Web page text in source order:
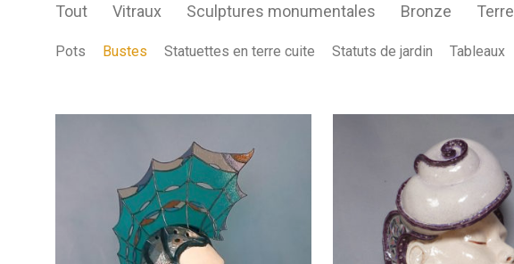
Tout Vitraux Sculptures monumentales Bronze Terre
Pots Bustes Statuettes en terre cuite Statuts de jardin Tableaux